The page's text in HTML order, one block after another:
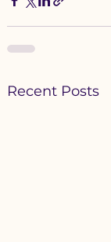
Recent Posts